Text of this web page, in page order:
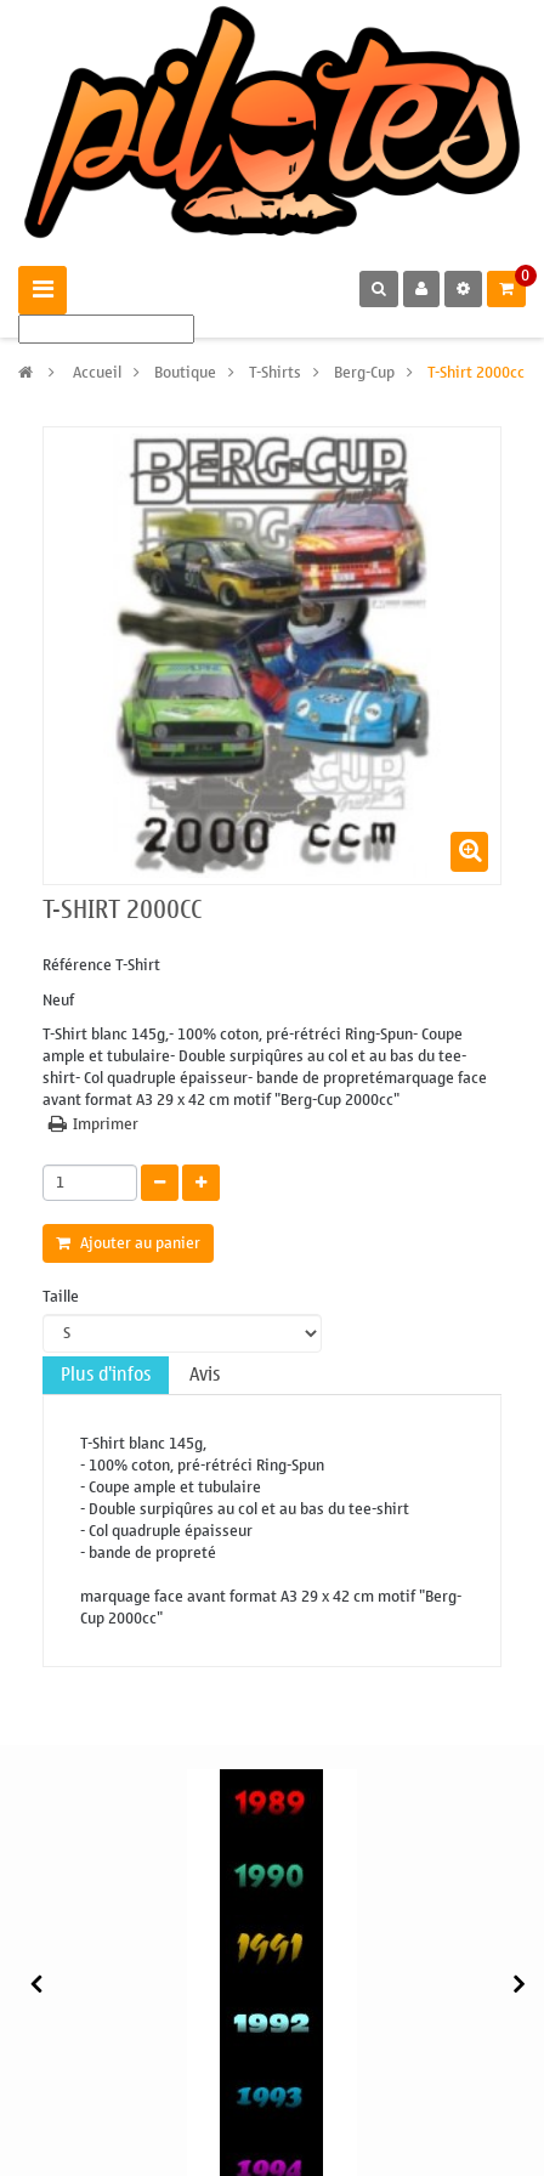
0
> Accueil > Boutique > T-Shirts > Berg-Cup > T-Shirt 2000cc
T-SHIRT 2000CC
RéférenceT-Shirt
Neuf
T-Shirt blanc 145g,- 100% coton, pré-rétréci Ring-Spun- Coupe
ample et tubulaire- Double surpiqûres au col et au bas du tee-
shirt- Col quadruple épaisseur- bande de propretémarquage face
avant format A3 29 x 42 cm motif "Berg-Cup 2000cc"
Imprimer
Ajouter au panier
Taille
Plus d'infos Avis
T-Shirt blanc 145g,
- 100% coton, pré-rétréci Ring-Spun
- Coupe ample et tubulaire
- Double surpiqûres au col et au bas du tee-shirt
- Col quadruple épaisseur
- bande de propreté
marquage face avant format A3 29 x 42 cm motif "Berg-
Cup 2000cc"